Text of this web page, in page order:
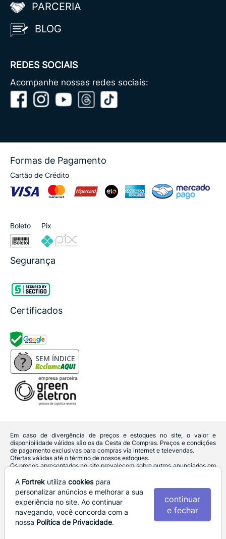
PARCERIA
BLOG
REDES SOCIAIS
Acompanhe nossas redes sociais:
Formas de Pagamento
Cartão de Crédito
Boleto Pix
Segurança
Certificados
SEM ÍNDICE
Em caso de divergência de preços e estoques no site, o valor e
disponibilidade válidos são os da Cesta de Compras. Preços e condições
de pagamento exclusivas para compras via internet e televendas.
Ofertas válidas até o término de nossos estoques.
Os preços apresentados no site prevalecem sobre outros anunciados em
Defesa do Consumidor:Lei nº 8.078.
Vendas sujeitas à confirmação de dados e análises de crédito e risco.
Razão Social: Hayamax Distribuidora de Produtos Eletrônicos Ltda -
CNPJ: 01.725.627/0007-68 - Endereço: R. João Marques de Nobrega,
300 - Fundos lado esquerdo, Sala B - Gleba Ibiporã - CEP: 86206-240 -
Ibiporã / PR
A Fortrek utiliza cookiespara
personalizar anúncios e melhorar a sua
experiência no site. Ao continuar
navegando, você concorda com a
nossa Política de Privacidade.
continuar
e fechar